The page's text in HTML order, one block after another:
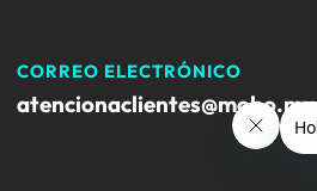
CORREO ELECTRÓNICO
atencionaclientes@mobo.mx